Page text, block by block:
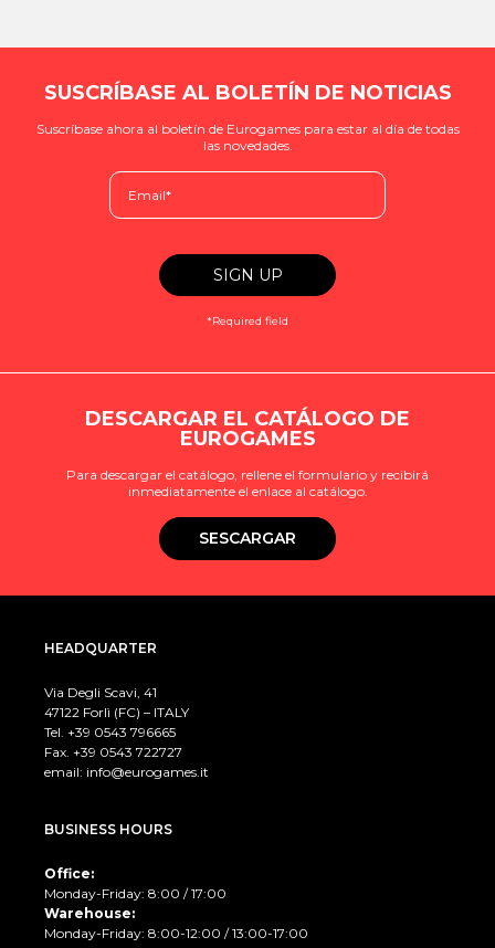
SUSCRÍBASE AL BOLETÍN DE NOTICIAS
Suscríbase ahora al boletín de Eurogames para estar al día de todas
las novedades.
*Required field
DESCARGAR EL CATÁLOGO DE
EUROGAMES
Para descargar el catálogo, rellene el formulario y recibirá
inmediatamente el enlace al catálogo.
SESCARGAR
HEADQUARTER
Via Degli Scavi, 41
47122 Forlì (FC) – ITALY
Tel. +39 0543 796665
Fax. +39 0543 722727
email: info@eurogames.it
BUSINESS HOURS
Office:
Monday-Friday: 8:00 / 17:00
Warehouse:
Monday-Friday: 8:00-12:00 / 13:00-17:00